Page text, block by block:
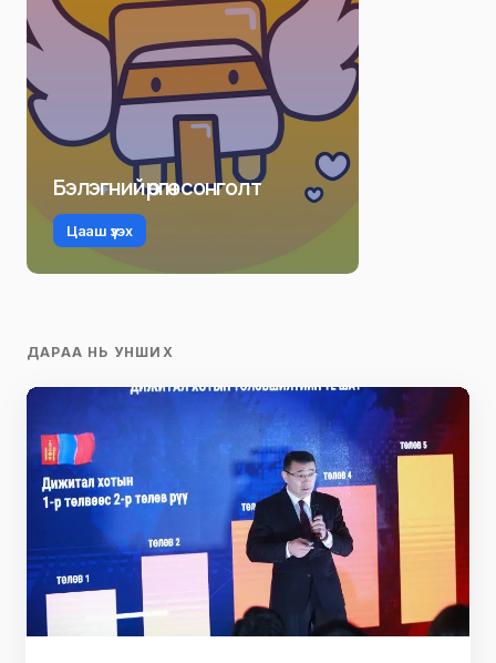
Бэлэгний өргөн сонголт
Цааш үзэх
ДАРАА НЬ УНШИХ